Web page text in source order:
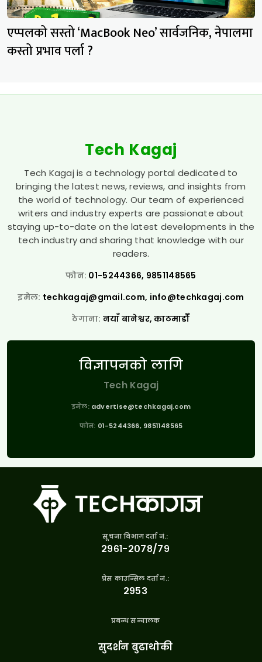
एप्पलको सस्तो ‘MacBook Neo’ सार्वजनिक, नेपालमा
कस्तो प्रभाव पर्ला ?
Tech Kagaj
Tech Kagaj is a technology portal dedicated to
bringing the latest news, reviews, and insights from
the world of technology. Our team of experienced
writers and industry experts are passionate about
staying up-to-date on the latest developments in the
tech industry and sharing that knowledge with our
readers.
फोन: 01-5244366, 9851148565
इमेल: techkagaj@gmail.com, info@techkagaj.com
ठेगाना: नयाँ बानेश्वर, काठमाडौँ
विज्ञापनको लागि
Tech Kagaj
इमेल: advertise@techkagaj.com
फोन: 01-5244366, 9851148565
सूचना विभाग दर्ता नं.:
२९६१-२०७८/७९
प्रेस काउन्सिल दर्ता नं.:
२९५३
प्रबन्ध सन्चालक
सुदर्शन बुढाथोकी